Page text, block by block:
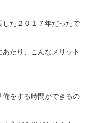
た２０１７年だったで
たり、こんなメリット
をする時間ができるの